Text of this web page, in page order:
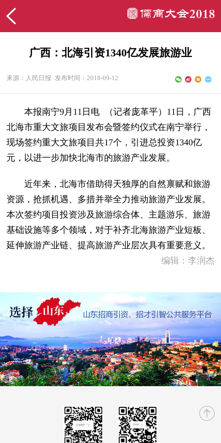
广西：北海引资1340亿发展旅游业
来源：人民日报 发布时间：2018-09-12
本报南宁9月11日电 （记者庞革平）11日，广西
北海市重大文旅项目发布会暨签约仪式在南宁举行，
现场签约重大文旅项目共17个，引进总投资1340亿
元，以进一步加快北海市的旅游产业发展。
近年来，北海市借助得天独厚的自然禀赋和旅游
资源，抢抓机遇、多措并举全力推动旅游产业发展。
本次签约项目投资涉及旅游综合体、主题游乐、旅游
基础设施等多个领域，对于补齐北海旅游产业短板、
延伸旅游产业链、提高旅游产业层次具有重要意义。
编辑：李润杰